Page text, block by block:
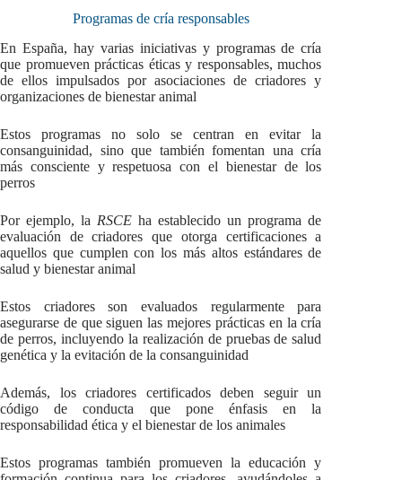
Programas de cría responsables
En España, hay varias iniciativas y programas de cría
que promueven prácticas éticas y responsables, muchos
de ellos impulsados por asociaciones de criadores y
organizaciones de bienestar animal
Estos programas no solo se centran en evitar la
consanguinidad, sino que también fomentan una cría
más consciente y respetuosa con el bienestar de los
perros
Por ejemplo, la RSCE ha establecido un programa de
evaluación de criadores que otorga certificaciones a
aquellos que cumplen con los más altos estándares de
salud y bienestar animal
Estos criadores son evaluados regularmente para
asegurarse de que siguen las mejores prácticas en la cría
de perros, incluyendo la realización de pruebas de salud
genética y la evitación de la consanguinidad
Además, los criadores certificados deben seguir un
código de conducta que pone énfasis en la
responsabilidad ética y el bienestar de los animales
Estos programas también promueven la educación y